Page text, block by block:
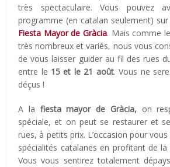
très spectaculaire. Vous pouvez
programme (en catalan seulement)
Fiesta Mayor de Gràcia. Mais comme
très nombreux et variés, nous vous
de vous laisser guider au fil des rues
entre le 15 et le 21 août. Vous ne
déçus !
A la fiesta mayor de Gràcia, on
spéciale, et on peut se restaurer et
rues, à petits prix. L’occasion pour
spécialités catalanes en profitant de la
Vous vous sentirez totalement